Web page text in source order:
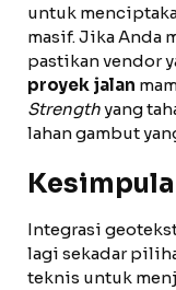
untuk
masif. Jika Anda
pastikan vendor
proyek jalan
Strengthyang
lahan gambut
Integrasi
lagi sekadar
teknis untuk